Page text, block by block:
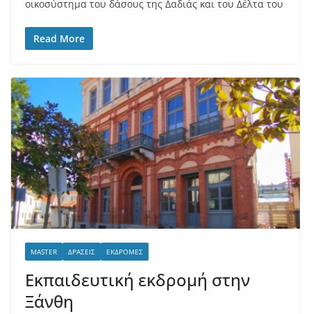
οικοσύστημα του δάσους της Δαδιάς και του Δέλτα του
Read More
MASTER ΔΡΆΣΕΙΣ ΕΚΔΡΟΜΈΣ
Εκπαιδευτική εκδρομή στην
Ξάνθη